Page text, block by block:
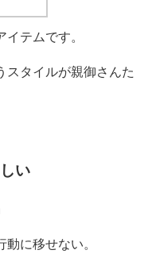
テムです。
スタイルが親御さんた
い
に移せない。